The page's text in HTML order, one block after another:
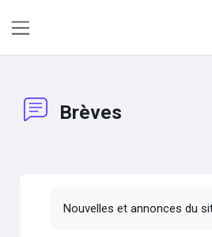
Brèves
Nouvelles et annonces du